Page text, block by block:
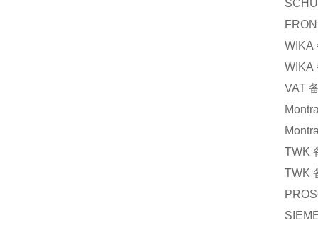
WIKA
WIKA
VAT
TWK
TWK